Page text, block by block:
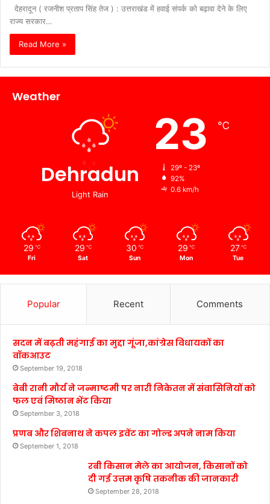
देहरादून ( रजनीश प्रताप सिंह तेज ) : उत्तराखंड में हवाई संपर्क को बढ़ावा देने के लिए
राज्य सरकार…
Read More »
Weather
Dehradun
Light Rain
23 ℃
29º - 23º
92%
0.6 km/h
29 ℃
Fri
29 ℃
Sat
30 ℃
Sun
29 ℃
Mon
27 ℃
Tue
Popular Recent Comments
सदन में बढ़ती महंगाई का मुद्दा गूंजा,कांग्रेस विधायकों का
वॉकआउट
September 19, 2018
बेबी रानी मौर्य ने जन्माष्टमी पर नारी निकेतन में संवासिनियों को
फल एवं मिष्ठान भेंट किया
September 3, 2018
प्रणब और शिबनाथ ने कपल इवेंट का गोल्ड अपने नाम किया
September 1, 2018
रबी किसान मेले का आयोजन, किसानों को
दी गई उत्तम कृषि तकनीक की जानकारी
September 28, 2018